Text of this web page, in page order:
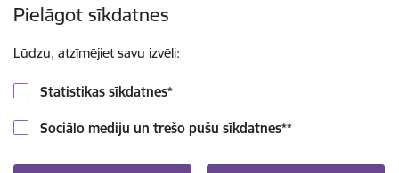
Pielāgot sīkdatnes
Lūdzu, atzīmējiet savu izvēli:
Statistikas sīkdatnes*
Sociālo mediju un trešo pušu sīkdatnes**